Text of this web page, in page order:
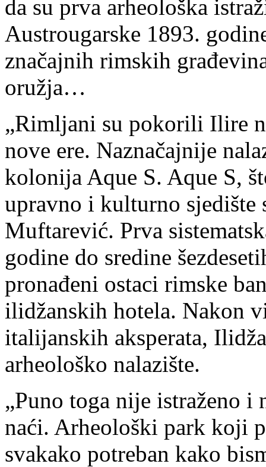
da su prva arheološka
Austrougarske 1893.
značajnih rimskih
oružja…
„Rimljani su pokorili Ilire
nove ere. Naznačajnije
kolonija Aque S. Aque S,
upravno i kulturno sjedište
Muftarević. Prva
godine do sredine
pronađeni ostaci rimske
ilidžanskih hotela. Nakon
italijanskih aksperata,
arheološko nalazište.
„Puno toga nije istraženo i
naći. Arheološki park koji
svakako potreban kako